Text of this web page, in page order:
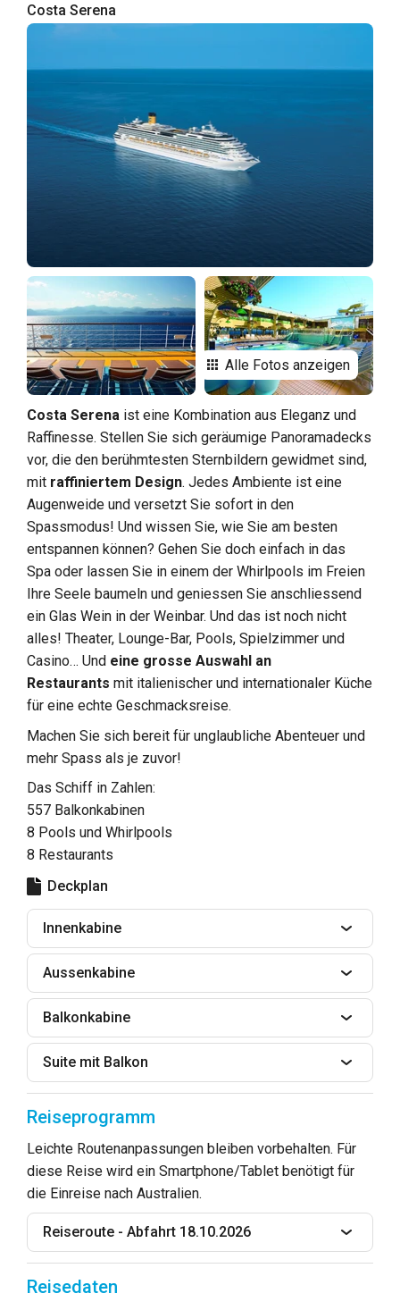
Costa Serena
Alle Fotos anzeigen
Costa Serena ist eine Kombination aus Eleganz und
Raffinesse. Stellen Sie sich geräumige Panoramadecks
vor, die den berühmtesten Sternbildern gewidmet sind,
mit raffiniertem Design. Jedes Ambiente ist eine
Augenweide und versetzt Sie sofort in den
Spassmodus! Und wissen Sie, wie Sie am besten
entspannen können? Gehen Sie doch einfach in das
Spa oder lassen Sie in einem der Whirlpools im Freien
Ihre Seele baumeln und geniessen Sie anschliessend
ein Glas Wein in der Weinbar. Und das ist noch nicht
alles! Theater, Lounge-Bar, Pools, Spielzimmer und
Casino… Und eine grosse Auswahl an
Restaurants mit italienischer und internationaler Küche
für eine echte Geschmacksreise.
Machen Sie sich bereit für unglaubliche Abenteuer und
mehr Spass als je zuvor!
Das Schiff in Zahlen:
557 Balkonkabinen
8 Pools und Whirlpools
8 Restaurants
Deckplan
Innenkabine
Aussenkabine
Balkonkabine
Suite mit Balkon
Reiseprogramm
Leichte Routenanpassungen bleiben vorbehalten. Für
diese Reise wird ein Smartphone/Tablet benötigt für
die Einreise nach Australien.
Reiseroute - Abfahrt 18.10.2026
Reisedaten